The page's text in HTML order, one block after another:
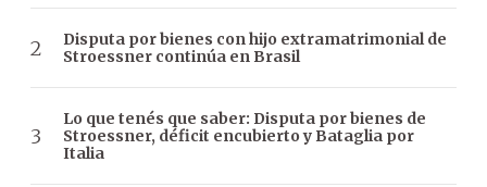
Disputa por bienes con hijo extramatrimonial de
Stroessner continúa en Brasil
Lo que tenés que saber: Disputa por bienes de
Stroessner, déficit encubierto y Bataglia por
Italia